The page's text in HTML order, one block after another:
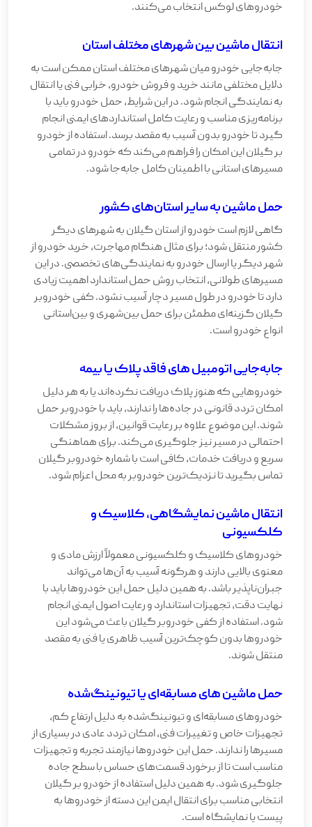
خودروهای لوکس انتخاب می‌کنند.
انتقال ماشین بین شهرهای مختلف استان
جابه‌جایی خودرو میان شهرهای مختلف استان ممکن است به
دلایل مختلفی مانند خرید و فروش خودرو، خرابی فنی یا انتقال
به نمایندگی انجام شود. در این شرایط، حمل خودرو باید با
برنامه‌ریزی مناسب و رعایت کامل استانداردهای ایمنی انجام
گیرد تا خودرو بدون آسیب به مقصد برسد. استفاده از خودرو
بر گیلان این امکان را فراهم می‌کند که خودرو در تمامی
مسیرهای استانی با اطمینان کامل جابه‌جا شود.
حمل ماشین به سایر استان‌های کشور
گاهی لازم است خودرو از استان گیلان به شهرهای دیگر
کشور منتقل شود؛ برای مثال هنگام مهاجرت، خرید خودرو از
شهر دیگر یا ارسال خودرو به نمایندگی‌های تخصصی. در این
مسیرهای طولانی، انتخاب روش حمل استاندارد اهمیت زیادی
دارد تا خودرو در طول مسیر دچار آسیب نشود. کفی خودروبر
گیلان گزینه‌ای مطمئن برای حمل بین‌شهری و بین‌استانی
انواع خودرو است.
جابه‌جایی اتومبیل های فاقد پلاک یا بیمه
خودروهایی که هنوز پلاک دریافت نکرده‌اند یا به هر دلیل
امکان تردد قانونی در جاده‌ها را ندارند، باید با خودروبر حمل
شوند. این موضوع علاوه بر رعایت قوانین، از بروز مشکلات
احتمالی در مسیر نیز جلوگیری می‌کند. برای هماهنگی
سریع و دریافت خدمات، کافی است با شماره خودروبر گیلان
تماس بگیرید تا نزدیک‌ترین خودروبر به محل اعزام شود.
انتقال ماشین نمایشگاهی، کلاسیک و
کلکسیونی
خودروهای کلاسیک و کلکسیونی معمولاً ارزش مادی و
معنوی بالایی دارند و هرگونه آسیب به آن‌ها می‌تواند
جبران‌ناپذیر باشد. به همین دلیل حمل این خودروها باید با
نهایت دقت، تجهیزات استاندارد و رعایت اصول ایمنی انجام
شود. استفاده از کفی خودروبر گیلان باعث می‌شود این
خودروها بدون کوچک‌ترین آسیب ظاهری یا فنی به مقصد
منتقل شوند.
حمل ماشین های مسابقه‌ای یا تیونینگ‌شده
خودروهای مسابقه‌ای و تیونینگ‌شده به دلیل ارتفاع کم،
تجهیزات خاص و تغییرات فنی، امکان تردد عادی در بسیاری از
مسیرها را ندارند. حمل این خودروها نیازمند تجربه و تجهیزات
مناسب است تا از برخورد قسمت‌های حساس با سطح جاده
جلوگیری شود. به همین دلیل استفاده از خودرو بر گیلان
انتخابی مناسب برای انتقال ایمن این دسته از خودروها به
پیست یا نمایشگاه است.